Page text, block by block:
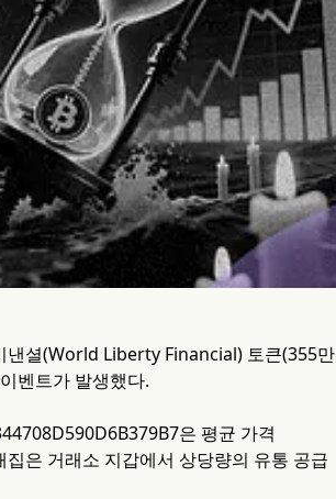
낸셜(World Liberty Financial) 토큰(355만
벤트가 발생했다.
은 평균 가격
은 거래소 지갑에서 상당량의 유통 공급